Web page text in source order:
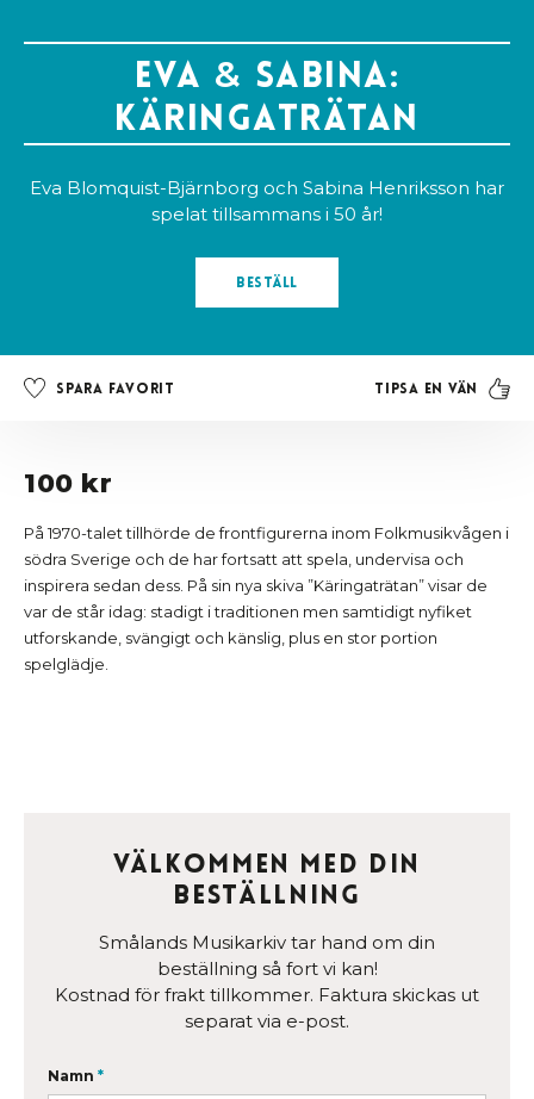
Eva & Sabina:
Käringaträtan
Eva Blomquist-Bjärnborg och Sabina Henriksson har
spelat tillsammans i 50 år!
Beställ
Spara favorit Tipsa en vän
100 kr
På 1970-talet tillhörde de frontfigurerna inom Folkmusikvågen i
södra Sverige och de har fortsatt att spela, undervisa och
inspirera sedan dess. På sin nya skiva ”Käringaträtan” visar de
var de står idag: stadigt i traditionen men samtidigt nyfiket
utforskande, svängigt och känslig, plus en stor portion
spelglädje.
Välkommen med din
beställning
Smålands Musikarkiv tar hand om din
beställning så fort vi kan!
Kostnad för frakt tillkommer. Faktura skickas ut
separat via e-post.
Namn *